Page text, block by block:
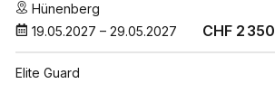
Hünenberg
19.05.2027 – 29.05.2027 CHF 2 350
Elite Guard